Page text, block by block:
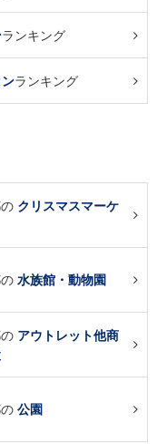
ランキング
ランキング
クリスマスマーケ
水族館・動物園
アウトレット他商
公園